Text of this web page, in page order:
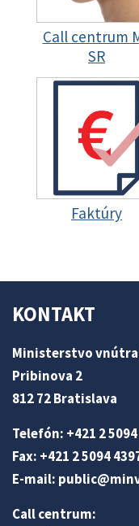
Call centrum
SR
Faktúry
KONTAKT
Ministerstvo vnútra
Pribinova 2
812 72 Bratislava
Telefón: +421 2
Fax: +421 2 5094
E-mail:
Call centrum: